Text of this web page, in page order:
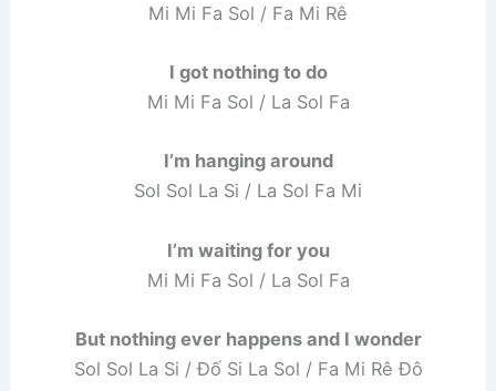
Mi Mi Fa Sol / Fa Mi Rê
I got nothing to do
Mi Mi Fa Sol / La Sol Fa
I’m hanging around
Sol Sol La Si / La Sol Fa Mi
I’m waiting for you
Mi Mi Fa Sol / La Sol Fa
But nothing ever happens and I wonder
Sol Sol La Si / Đố Si La Sol / Fa Mi Rê Đô